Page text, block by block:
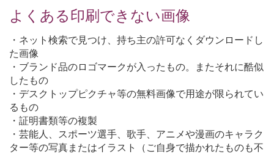
よくある印刷できない画像
・ネット検索で見つけ、持ち主の許可なくダウンロードし
た画像
・ブランド品のロゴマークが入ったもの。またそれに酷似
したもの
・デスクトップピクチャ等の無料画像で用途が限られてい
るもの
・証明書類等の複製
・芸能人、スポーツ選手、歌手、アニメや漫画のキャラク
ター等の写真またはイラスト（ご自身で描かれたものも不